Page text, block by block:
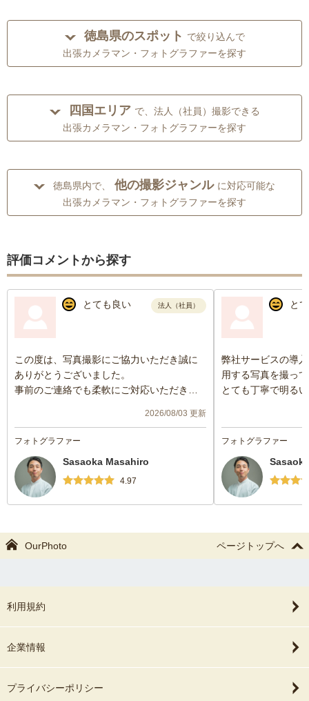
徳島県のスポット で絞り込んで
出張カメラマン・フォトグラファーを探す
四国エリア で、法人（社員）撮影できる
出張カメラマン・フォトグラファーを探す
徳島県内で、 他の撮影ジャンル に対応可能な
出張カメラマン・フォトグラファーを探す
評価コメントから探す
とても良い 法人（社員）
この度は、写真撮影にご協力いただき誠に
ありがとうございました。
事前のご連絡でも柔軟にご対応いただき、
明るく綺麗なお写真をどうもありがとうご
ざいました。
2026/08/03 更新
フォトグラファー
Sasaoka Masahiro
4.97
と
弊社サービスの導
用する写真を撮っ
とても丁寧で明る
仕上がった写真も
この度はありがと
フォトグラファー
OurPhoto ページトップへ
利用規約
企業情報
プライバシーポリシー